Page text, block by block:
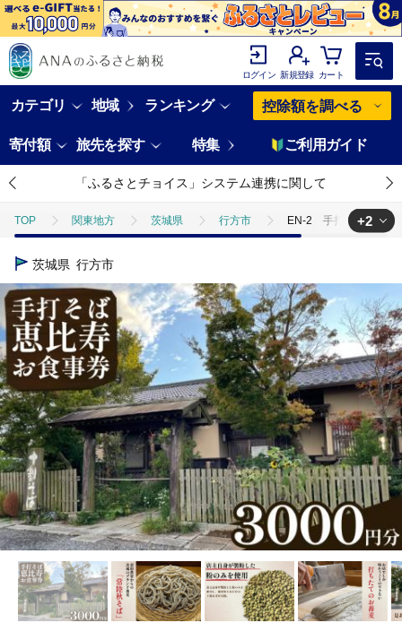
ログイン 新規登録 カート
カテゴリ 地域 ランキング 控除額を調べる
寄付額 旅先を探す 特集 ご利用ガイド
「ふるさとチョイス」システム連携に関して
TOP 関東地方 茨城県 行方市 EN-2 手打そば 恵比
TOP
TOP 旅行・宿泊・体験 体験チケット その他体験チケット
+2
茨城県 行方市